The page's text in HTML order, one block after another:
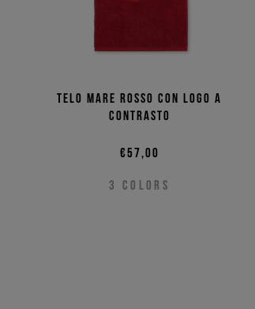
Telo mare rosso con logo a
contrasto
€57,00
3 COLORS